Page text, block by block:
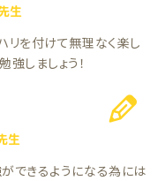
生
リを付けて無理なく楽し
強しましょう！
生
できるようになる為には